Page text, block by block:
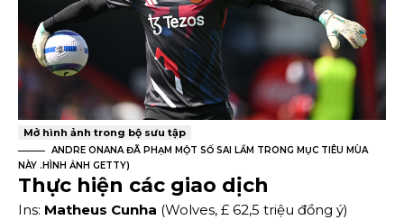
Mở hình ảnh trong bộ sưu tập
ANDRE ONANA ĐÃ PHẠM MỘT SỐ SAI LẦM TRONG MỤC TIÊU MÙA
NÀY . HÌNH ẢNH GETTY)
Thực hiện các giao dịch
Ins: Matheus Cunha (Wolves, £ 62,5 triệu đồng ý)